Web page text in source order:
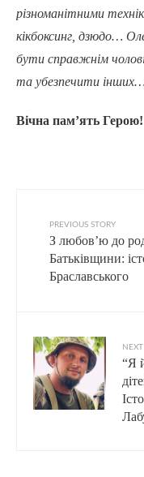
різноманітними
кікбоксинг, дзюдо…
бути справжнім
та убезпечити
Вічна пам’ять Герою!
PREVIOUS STORY
З любов’ю до
Батьківщини:
Браславського
“Я